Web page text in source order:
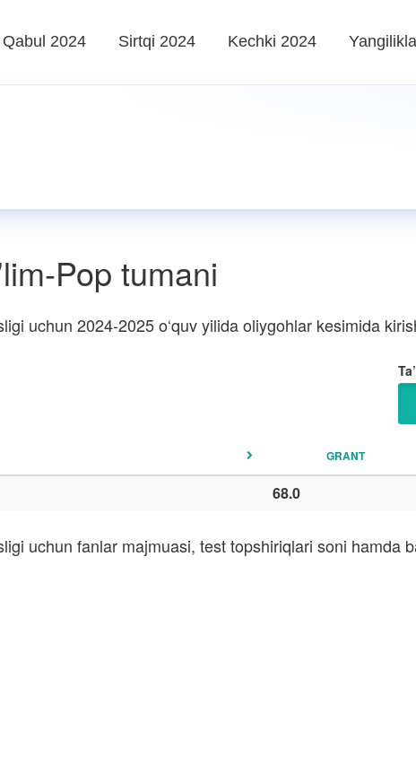
Qabul 2024 Sirtqi 2024 Kechki 2024
Pop tumani
uchun 2024-2025 o‘quv yilida oliygohlar kesimida
GRANT
68.0
uchun fanlar majmuasi, test topshiriqlari soni hamda